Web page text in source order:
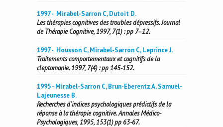
1997 - Mirabel-Sarron C, Dutoit D.
Les thérapies cognitives des troubles dépressifs. Journal
de Thérapie Cognitive, 1997, 7(1) : pp 7–12.
1997 - Housson C, Mirabel-Sarron C, Leprince J.
Traitements comportementaux et cognitifs de la
cleptomanie. 1997, 7(4) : pp 145-152.
1995 - Mirabel-Sarron C, Brun-Eberentz A, Samuel-
Lajeunesse B.
Recherches d'indices psychologiques prédictifs de la
réponse à la thérapie cognitive. Annales Médico-
Psychologiques, 1995, 153(1) pp 63-67.